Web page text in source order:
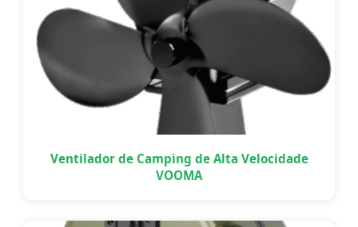
Ventilador de Camping de Alta Velocidade
VOOMA